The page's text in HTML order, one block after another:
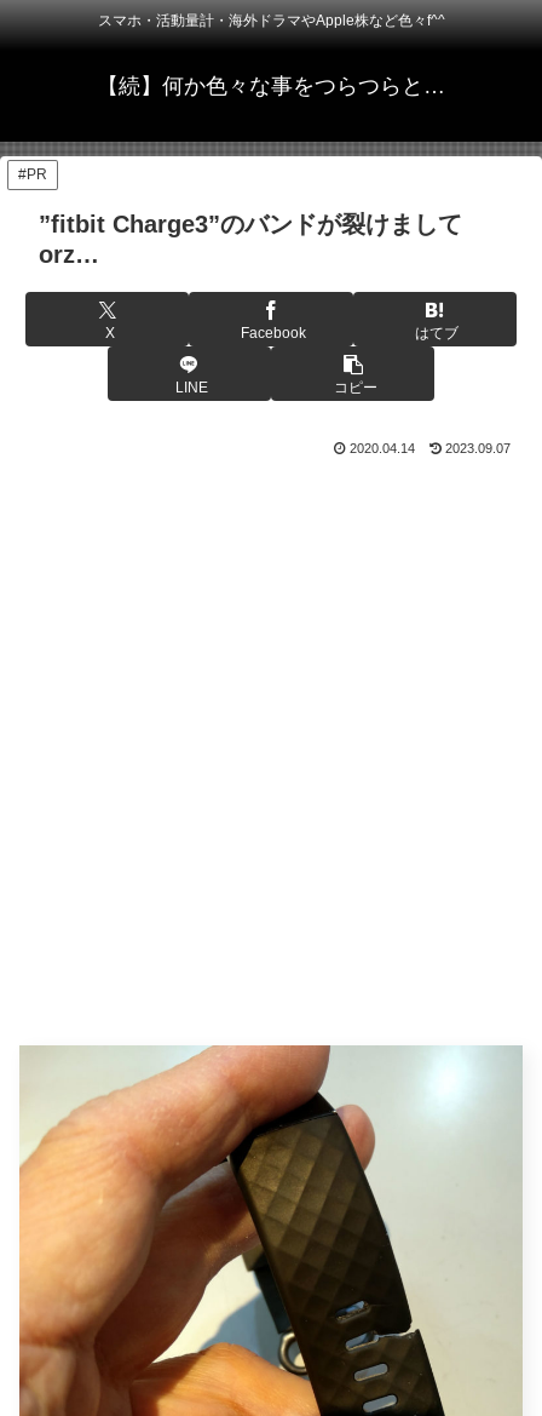
スマホ・活動量計・海外ドラマやApple株など色々f^^
【続】何か色々な事をつらつらと…
#PR
”fitbit Charge3”のバンドが裂けまして
orz…
X Facebook はてブ
LINE コピー
2020.04.14 2023.09.07